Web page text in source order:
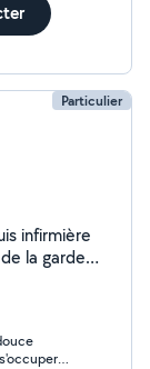
Particulier
infirmière
la garde
NACS) en